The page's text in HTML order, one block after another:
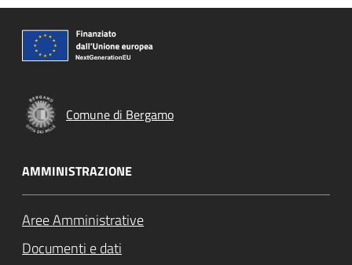
Comune di Bergamo
AMMINISTRAZIONE
Aree Amministrative
Documenti e dati